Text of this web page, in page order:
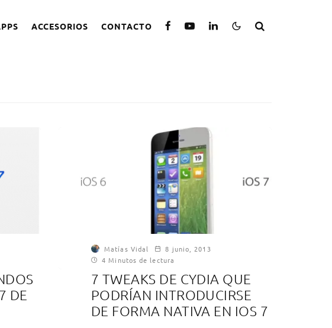
ACCESORIOS CONTACTO
DE
Matías Vidal
8 junio, 2013
4 Minutos de lectura
7 TWEAKS DE CYDIA QUE
PODRÍAN INTRODUCIRSE
DE FORMA NATIVA EN IOS 7